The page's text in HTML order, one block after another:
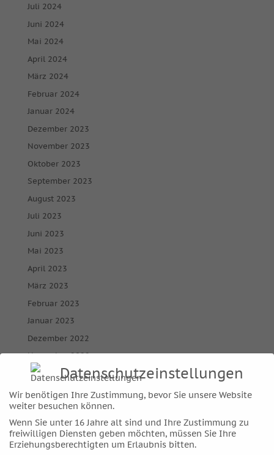
Juli 2024
Juni 2024
Mai 2024
April 2024
März 2024
Februar 2024
Januar 2024
Dezember 2023
November 2023
Oktober 2023
September 2023
August 2023
Juli 2023
Juni 2023
Mai 2023
April 2023
März 2023
Februar 2023
Januar 2023
Dezember 2022
November 2022
Oktober 2022
September 2022
August 2022
Juli 2022
Juni 2022
Datenschutzeinstellungen
Wir benötigen Ihre Zustimmung, bevor Sie unsere Website
weiter besuchen können.
Wenn Sie unter 16 Jahre alt sind und Ihre Zustimmung zu
freiwilligen Diensten geben möchten, müssen Sie Ihre
Erziehungsberechtigten um Erlaubnis bitten.